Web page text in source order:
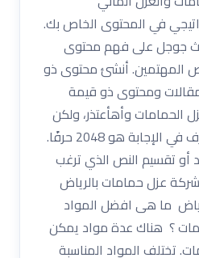
في المحتوى الخاص بك.
جوجل على فهم محتوى
المهتمين. أنشئ محتوى ذو
ومحتوى ذو قيمة
وأهأعتذر، ولكن
الحد الأقصى لعدد الأحرف في الإجابة هو 2048 حرفًا.
تقسيم النص الذي ترغب
عزل حمامات بالرياض
ما هى افضل المواد
؟ هناك عدة مواد يمكن
تختلف المواد المناسبة